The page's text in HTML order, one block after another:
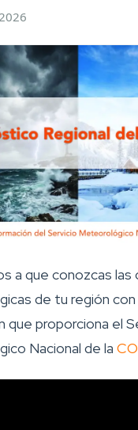
a que conozcas las
de tu región con
que proporciona el
Nacional de la